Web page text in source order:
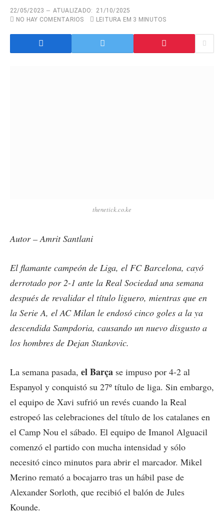
22/05/2023 ATUALIZADO:
21/10/2025
NO HAY COMENTARIOS
LEITURA EM 3 MINUTOS
thenetick.co.ke
Autor – Amrit Santlani
El flamante campeón de Liga, el FC Barcelona, cayó
derrotado por 2-1 ante la Real Sociedad una semana
después de revalidar el título liguero, mientras que en
la Serie A, el AC Milan le endosó cinco goles a la ya
descendida Sampdoria, causando un nuevo disgusto a
los hombres de Dejan Stankovic.
La semana pasada, el Barça se impuso por 4-2 al
Espanyol y conquistó su 27º título de liga. Sin embargo,
el equipo de Xavi sufrió un revés cuando la Real
estropeó las celebraciones del título de los catalanes en
el Camp Nou el sábado. El equipo de Imanol Alguacil
comenzó el partido con mucha intensidad y sólo
necesitó cinco minutos para abrir el marcador. Mikel
Merino remató a bocajarro tras un hábil pase de
Alexander Sorloth, que recibió el balón de Jules
Kounde.